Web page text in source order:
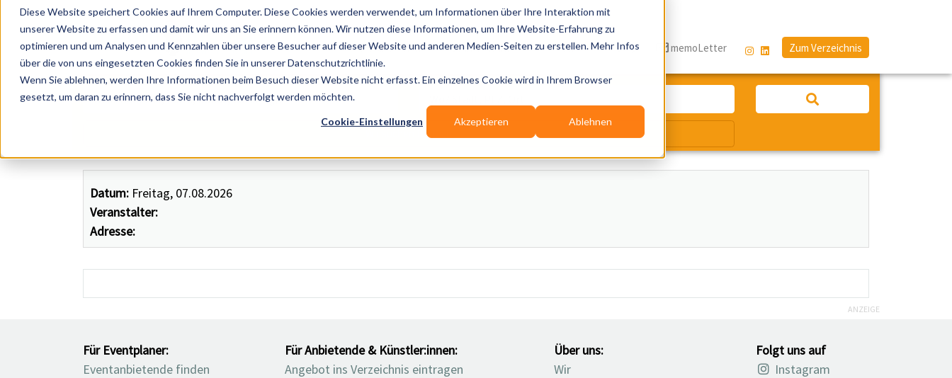
Diese Website speichert Cookies auf Ihrem Computer. Diese Cookies werden verwendet, um Informationen über Ihre Interaktion mit
unserer Website zu erfassen und damit wir uns an Sie erinnern können. Wir nutzen diese Informationen, um Ihre Website-Erfahrung zu
optimieren und um Analysen und Kennzahlen über unsere Besucher auf dieser Website und anderen Medien-Seiten zu erstellen. Mehr Infos
über die von uns eingesetzten Cookies finden Sie in unserer Datenschutzrichtlinie.
Wenn Sie ablehnen, werden Ihre Informationen beim Besuch dieser Website nicht erfasst. Ein einzelnes Cookie wird in Ihrem Browser
gesetzt, um daran zu erinnern, dass Sie nicht nachverfolgt werden möchten.
Cookie-Einstellungen Akzeptieren Ablehnen
Datum: Freitag, 07.08.2026
Veranstalter:
Adresse:
Publikationen Branchen-Infos Services Blog memoLetter Zum Verzeichnis
Künstler, Zelte, Bands, Catering, ...
Wir suchen für Dich
ANZEIGE
Für Eventplaner:
Eventanbietende finden
Für Anbietende & Künstler:innen:
Angebot ins Verzeichnis eintragen
Über uns:
Wir
Folgt uns auf
Instagram